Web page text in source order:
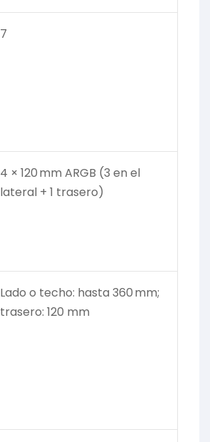
7
4 × 120 mm ARGB (3 en el
lateral + 1 trasero)
Lado o techo: hasta 360 mm;
trasero: 120 mm